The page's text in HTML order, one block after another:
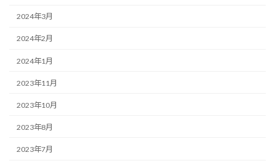
2024年3月
2024年2月
2024年1月
2023年11月
2023年10月
2023年8月
2023年7月